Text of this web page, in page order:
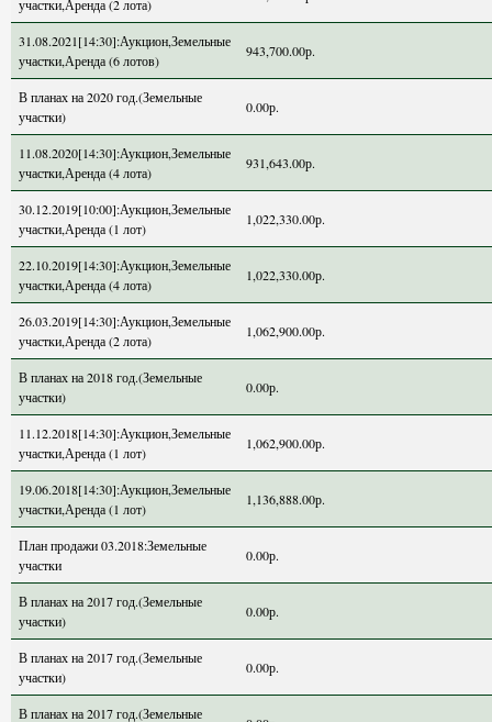
участки,Аренда (2 лота)
31.08.2021[14:30]:Аукцион,Земельные
участки,Аренда (6 лотов)
943,700.00р.
В планах на 2020 год.(Земельные
участки)
0.00р.
11.08.2020[14:30]:Аукцион,Земельные
участки,Аренда (4 лота)
931,643.00р.
30.12.2019[10:00]:Аукцион,Земельные
участки,Аренда (1 лот)
1,022,330.00р.
22.10.2019[14:30]:Аукцион,Земельные
участки,Аренда (4 лота)
1,022,330.00р.
26.03.2019[14:30]:Аукцион,Земельные
участки,Аренда (2 лота)
1,062,900.00р.
В планах на 2018 год.(Земельные
участки)
0.00р.
11.12.2018[14:30]:Аукцион,Земельные
участки,Аренда (1 лот)
1,062,900.00р.
19.06.2018[14:30]:Аукцион,Земельные
участки,Аренда (1 лот)
1,136,888.00р.
План продажи 03.2018:Земельные
участки
0.00р.
В планах на 2017 год.(Земельные
участки)
0.00р.
В планах на 2017 год.(Земельные
участки)
0.00р.
В планах на 2017 год.(Земельные